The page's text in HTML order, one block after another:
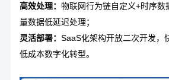
高效处理： 物联网行为链自定义+时序数
量数据低延迟处理；
灵活部署： SaaS化架构开放二次开发，
低成本数字化转型。